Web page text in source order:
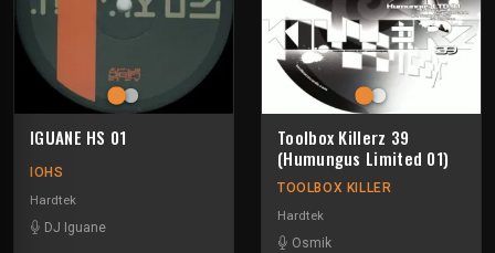
IGUANE HS 01
IOHS
Hardtek
DJ Iguane
Toolbox Killerz 39
(Humungus Limited 01)
TOOLBOX KILLER
Hardtek
Osmik